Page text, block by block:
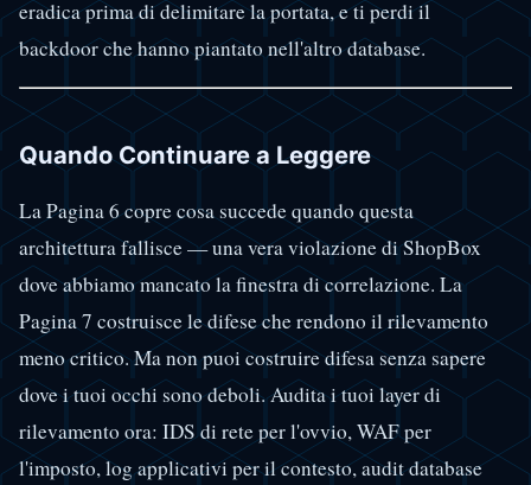
eradica prima di delimitare la portata, e ti perdi il
backdoor che hanno piantato nell'altro database.
Quando Continuare a Leggere
La Pagina 6 copre cosa succede quando questa
architettura fallisce — una vera violazione di ShopBox
dove abbiamo mancato la finestra di correlazione. La
Pagina 7 costruisce le difese che rendono il rilevamento
meno critico. Ma non puoi costruire difesa senza sapere
dove i tuoi occhi sono deboli. Audita i tuoi layer di
rilevamento ora: IDS di rete per l'ovvio, WAF per
l'imposto, log applicativi per il contesto, audit database